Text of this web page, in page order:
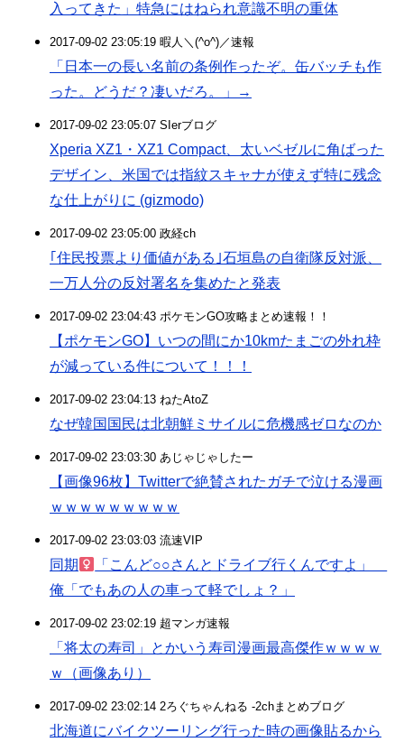
入ってきた」特急にはねられ意識不明の重体
2017-09-02 23:05:19 暇人＼(^o^)／速報
「日本一の長い名前の条例作ったぞ。缶バッチも作
った。どうだ？凄いだろ。」→
2017-09-02 23:05:07 SIerブログ
Xperia XZ1・XZ1 Compact、太いベゼルに角ばった
デザイン、米国では指紋スキャナが使えず特に残念
な仕上がりに (gizmodo)
2017-09-02 23:05:00 政経ch
｢住民投票より価値がある｣石垣島の自衛隊反対派、
一万人分の反対署名を集めたと発表
2017-09-02 23:04:43 ポケモンGO攻略まとめ速報！！
【ポケモンGO】いつの間にか10kmたまごの外れ枠
が減っている件について！！！
2017-09-02 23:04:13 ねたAtoZ
なぜ韓国国民は北朝鮮ミサイルに危機感ゼロなのか
2017-09-02 23:03:30 あじゃじゃしたー
【画像96枚】Twitterで絶賛されたガチで泣ける漫画
ｗｗｗｗｗｗｗｗｗ
2017-09-02 23:03:03 流速VIP
同期
「こんど○○さんとドライブ行くんですよ」
俺「でもあの人の車って軽でしょ？」
2017-09-02 23:02:19 超マンガ速報
「将太の寿司」とかいう寿司漫画最高傑作ｗｗｗｗ
ｗ（画像あり）
2017-09-02 23:02:14 2ろぐちゃんねる -2chまとめブログ
北海道にバイクツーリング行った時の画像貼るから